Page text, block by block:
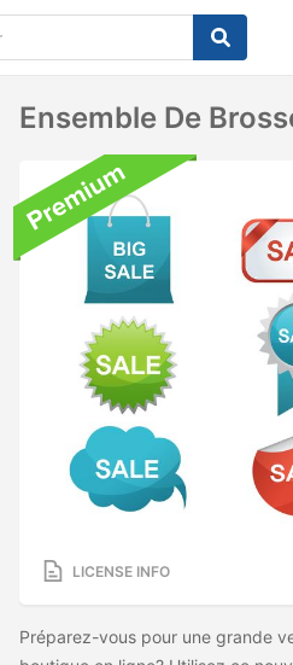
Ensemble De
LICENSE INFO
Préparez-vous pour une grande